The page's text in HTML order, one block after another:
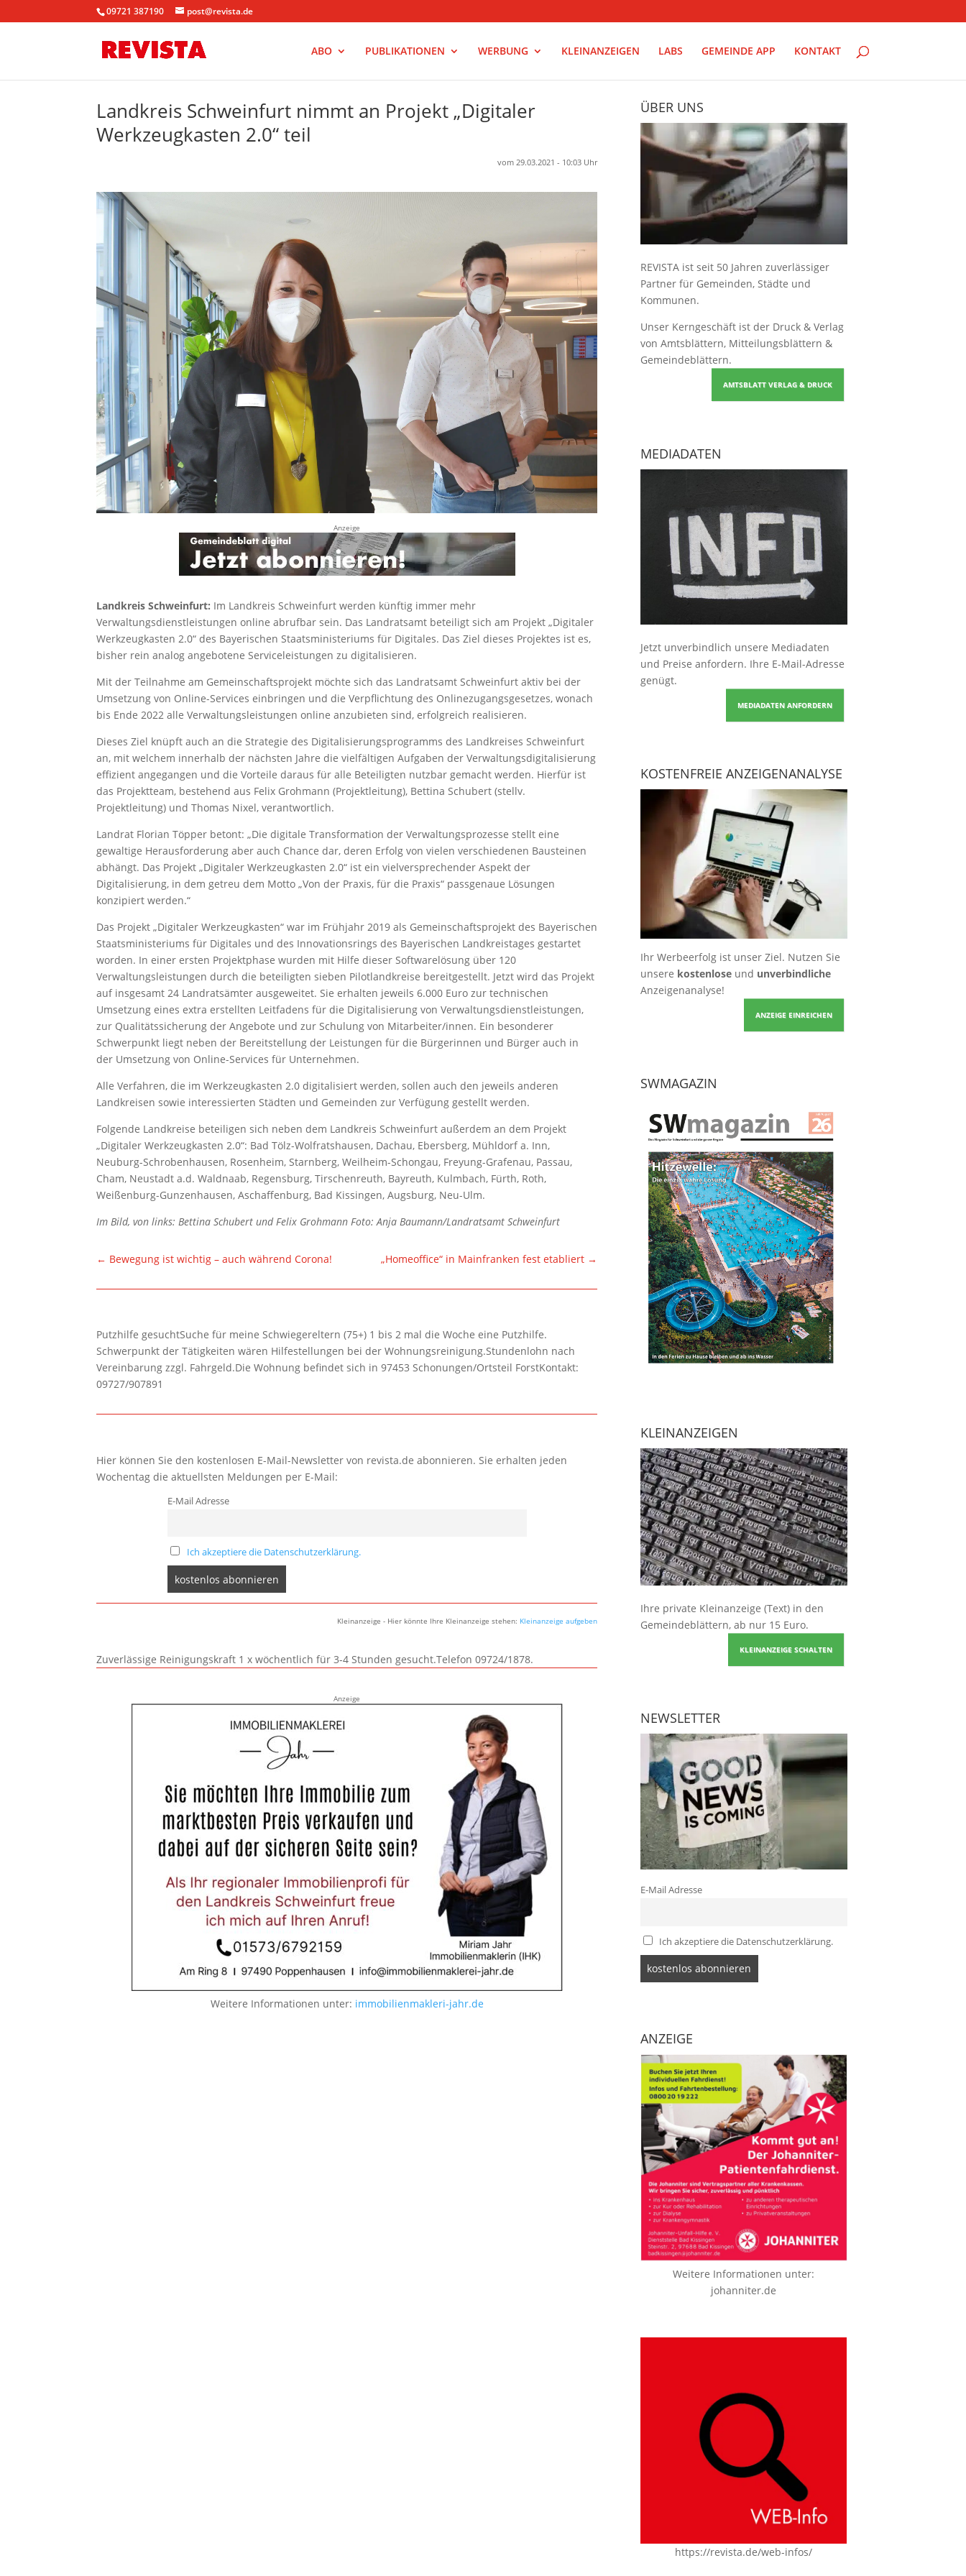
09721 387190 post@revista.de
ABO PUBLIKATIONEN WERBUNG KLEINANZEIGEN LABS GEMEINDE APP KONTAKT
Landkreis Schweinfurt nimmt an Projekt „Digitaler
Werkzeugkasten 2.0“ teil
vom 29.03.2021 - 10:03 Uhr
Anzeige
Landkreis Schweinfurt: Im Landkreis Schweinfurt werden künftig immer mehr
Verwaltungsdienstleistungen online abrufbar sein. Das Landratsamt beteiligt sich am Projekt „Digitaler
Werkzeugkasten 2.0“ des Bayerischen Staatsministeriums für Digitales. Das Ziel dieses Projektes ist es,
bisher rein analog angebotene Serviceleistungen zu digitalisieren.
Mit der Teilnahme am Gemeinschaftsprojekt möchte sich das Landratsamt Schweinfurt aktiv bei der
Umsetzung von Online-Services einbringen und die Verpflichtung des Onlinezugangsgesetzes, wonach
bis Ende 2022 alle Verwaltungsleistungen online anzubieten sind, erfolgreich realisieren.
Dieses Ziel knüpft auch an die Strategie des Digitalisierungsprogramms des Landkreises Schweinfurt
an, mit welchem innerhalb der nächsten Jahre die vielfältigen Aufgaben der Verwaltungsdigitalisierung
effizient angegangen und die Vorteile daraus für alle Beteiligten nutzbar gemacht werden. Hierfür ist
das Projektteam, bestehend aus Felix Grohmann (Projektleitung), Bettina Schubert (stellv.
Projektleitung) und Thomas Nixel, verantwortlich.
Landrat Florian Töpper betont: „Die digitale Transformation der Verwaltungsprozesse stellt eine
gewaltige Herausforderung aber auch Chance dar, deren Erfolg von vielen verschiedenen Bausteinen
abhängt. Das Projekt „Digitaler Werkzeugkasten 2.0“ ist ein vielversprechender Aspekt der
Digitalisierung, in dem getreu dem Motto „Von der Praxis, für die Praxis“ passgenaue Lösungen
konzipiert werden.“
Das Projekt „Digitaler Werkzeugkasten“ war im Frühjahr 2019 als Gemeinschaftsprojekt des Bayerischen
Staatsministeriums für Digitales und des Innovationsrings des Bayerischen Landkreistages gestartet
worden. In einer ersten Projektphase wurden mit Hilfe dieser Softwarelösung über 120
Verwaltungsleistungen durch die beteiligten sieben Pilotlandkreise bereitgestellt. Jetzt wird das Projekt
auf insgesamt 24 Landratsämter ausgeweitet. Sie erhalten jeweils 6.000 Euro zur technischen
Umsetzung eines extra erstellten Leitfadens für die Digitalisierung von Verwaltungsdienstleistungen,
zur Qualitätssicherung der Angebote und zur Schulung von Mitarbeiter/innen. Ein besonderer
Schwerpunkt liegt neben der Bereitstellung der Leistungen für die Bürgerinnen und Bürger auch in
der Umsetzung von Online-Services für Unternehmen.
Alle Verfahren, die im Werkzeugkasten 2.0 digitalisiert werden, sollen auch den jeweils anderen
Landkreisen sowie interessierten Städten und Gemeinden zur Verfügung gestellt werden.
Folgende Landkreise beteiligen sich neben dem Landkreis Schweinfurt außerdem an dem Projekt
„Digitaler Werkzeugkasten 2.0“: Bad Tölz-Wolfratshausen, Dachau, Ebersberg, Mühldorf a. Inn,
Neuburg-Schrobenhausen, Rosenheim, Starnberg, Weilheim-Schongau, Freyung-Grafenau, Passau,
Cham, Neustadt a.d. Waldnaab, Regensburg, Tirschenreuth, Bayreuth, Kulmbach, Fürth, Roth,
Weißenburg-Gunzenhausen, Aschaffenburg, Bad Kissingen, Augsburg, Neu-Ulm.
Im Bild, von links: Bettina Schubert und Felix Grohmann Foto: Anja Baumann/Landratsamt Schweinfurt
← Bewegung ist wichtig – auch während Corona! „Homeoffice“ in Mainfranken fest etabliert →
Putzhilfe gesuchtSuche für meine Schwiegereltern (75+) 1 bis 2 mal die Woche eine Putzhilfe.
Schwerpunkt der Tätigkeiten wären Hilfestellungen bei der Wohnungsreinigung.Stundenlohn nach
Vereinbarung zzgl. Fahrgeld.Die Wohnung befindet sich in 97453 Schonungen/Ortsteil ForstKontakt:
09727/907891
Hier können Sie den kostenlosen E-Mail-Newsletter von revista.de abonnieren. Sie erhalten jeden
Wochentag die aktuellsten Meldungen per E-Mail:
E-Mail Adresse
Ich akzeptiere die Datenschutzerklärung.
Kleinanzeige - Hier könnte Ihre Kleinanzeige stehen: Kleinanzeige aufgeben
Zuverlässige Reinigungskraft 1 x wöchentlich für 3-4 Stunden gesucht.Telefon 09724/1878.
Anzeige
Weitere Informationen unter: immobilienmakleri-jahr.de
ÜBER UNS
REVISTA ist seit 50 Jahren zuverlässiger
Partner für Gemeinden, Städte und
Kommunen.
Unser Kerngeschäft ist der Druck & Verlag
von Amtsblättern, Mitteilungsblättern &
Gemeindeblättern.
AMTSBLATT VERLAG & DRUCK
MEDIADATEN
Jetzt unverbindlich unsere Mediadaten
und Preise anfordern. Ihre E-Mail-Adresse
genügt.
MEDIADATEN ANFORDERN
KOSTENFREIE ANZEIGENANALYSE
Ihr Werbeerfolg ist unser Ziel. Nutzen Sie
unsere kostenloseund unverbindliche
Anzeigenanalyse!
ANZEIGE EINREICHEN
SWMAGAZIN
KLEINANZEIGEN
Ihre private Kleinanzeige (Text) in den
Gemeindeblättern, ab nur 15 Euro.
KLEINANZEIGE SCHALTEN
NEWSLETTER
E-Mail Adresse
Ich akzeptiere die Datenschutzerklärung.
ANZEIGE
Weitere Informationen unter:
johanniter.de
https://revista.de/web-infos/